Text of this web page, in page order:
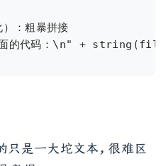
：粗暴拼接
只是一大坨文本，很难区